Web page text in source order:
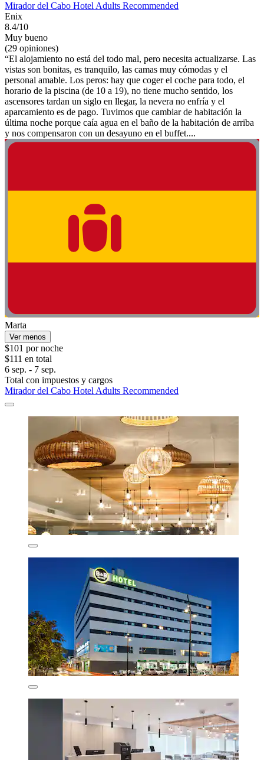
Mirador del Cabo Hotel Adults Recommended
Enix
8.4/10
Muy bueno
(29 opiniones)
“El alojamiento no está del todo mal, pero necesita actualizarse. Las
vistas son bonitas, es tranquilo, las camas muy cómodas y el
personal amable. Los peros: hay que coger el coche para todo, el
horario de la piscina (de 10 a 19), no tiene mucho sentido, los
ascensores tardan un siglo en llegar, la nevera no enfría y el
aparcamiento es de pago. Tuvimos que cambiar de habitación la
última noche porque caía agua en el baño de la habitación de arriba
y nos compensaron con un desayuno en el buffet....
Marta
Ver menos
$101 por noche
$111 en total
6 sep. - 7 sep.
Total con impuestos y cargos
Mirador del Cabo Hotel Adults Recommended